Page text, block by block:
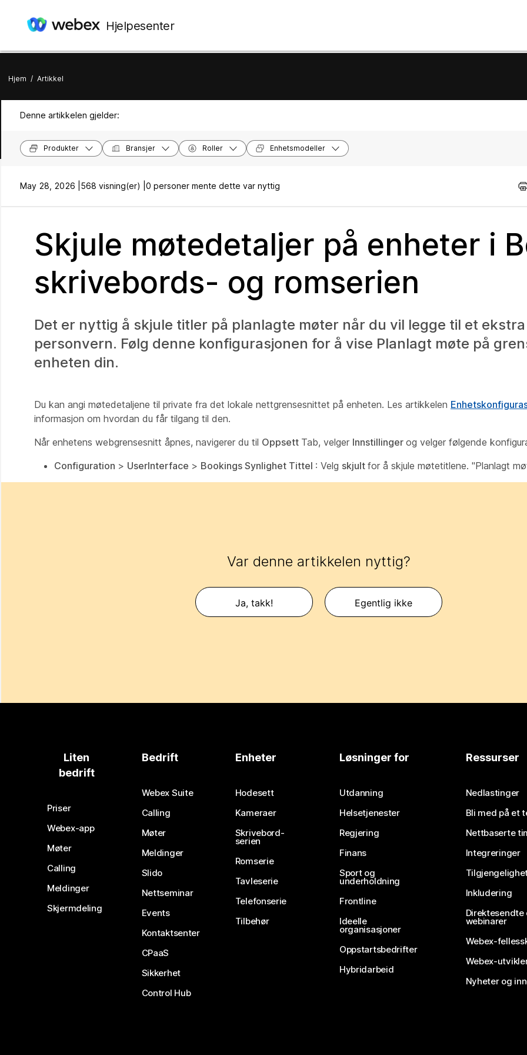
Hjelpesenter
Hjem / Artikkel
Denne artikkelen gjelder:
Produkter Bransjer Roller Enhetsmodeller
May 28, 2026 | 568 visning(er) | 0 personer mente dette var nyttig
Skjule møtedetaljer på enheter i
skrivebords- og romserien
Det er nyttig å skjule titler på planlagte møter når du vil legge til et ekstra
personvern. Følg denne konfigurasjonen for å vise Planlagt møte på
enheten din.
Du kan angi møtedetaljene til private fra det lokale nettgrensesnittet på enheten. Les artikkelen
informasjon om hvordan du får tilgang til den.
Når enhetens webgrensesnitt åpnes, navigerer du til Oppsett Tab, velger Innstillinger og velger følgende
Configuration > UserInterface > Bookings Synlighet Tittel : Velg skjult for å skjule møtetitlene. "Planlagt
Var denne artikkelen nyttig?
Ja, takk! Egentlig ikke
Liten
bedrift
Priser
Webex-app
Møter
Calling
Meldinger
Skjermdeling
Bedrift
Webex Suite
Calling
Møter
Meldinger
Slido
Nettseminar
Events
Kontaktsenter
CPaaS
Sikkerhet
Control Hub
Enheter
Hodesett
Kameraer
Skrivebord-
serien
Romserie
Tavleserie
Telefonserie
Tilbehør
Løsninger for
Utdanning
Helsetjenester
Regjering
Finans
Sport og
underholdning
Frontline
Ideelle
organisasjoner
Oppstartsbedrifter
Hybridarbeid
Ressurser
Nedlastinger
Bli med på et
Nettbaserte
Integreringer
Inkludering
webinarer
Webex-
Webex-
Nyheter og